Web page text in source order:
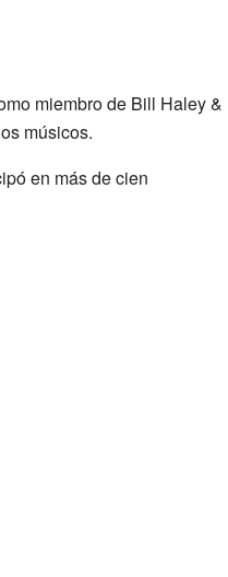
miembro de Bill Haley &
músicos.
en más de cien